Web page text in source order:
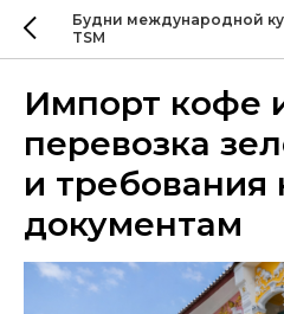
Будни международной
TSM
Импорт кофе
перевозка
и требования
документам